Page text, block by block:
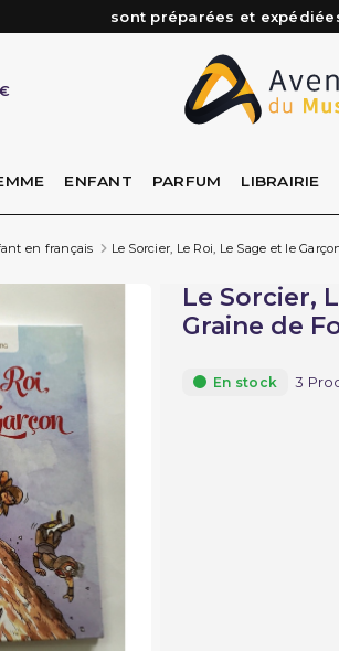
Besoin d'aide ?
Les Commandes passées
ENFANT PARFUM LIBRAIRIE
en français Le Sorcier, Le Roi, Le Sage et le
Le Sorcier,
Graine de
En stock 3